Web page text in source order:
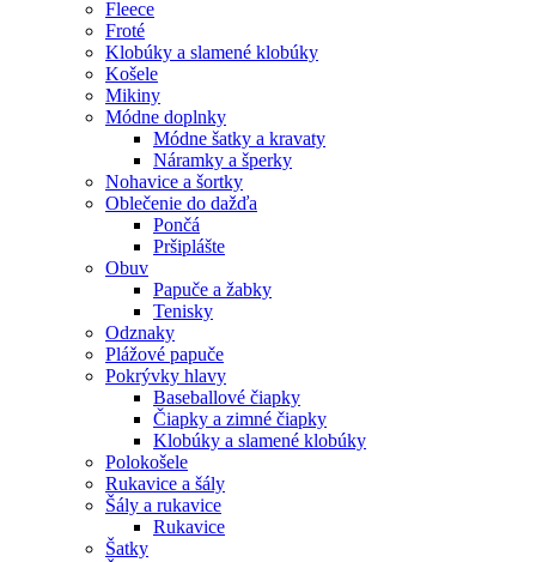
Fleece
Froté
Klobúky a slamené klobúky
Košele
Mikiny
Módne doplnky
Módne šatky a kravaty
Náramky a šperky
Nohavice a šortky
Oblečenie do dažďa
Pončá
Pršiplášte
Obuv
Papuče a žabky
Tenisky
Odznaky
Plážové papuče
Pokrývky hlavy
Baseballové čiapky
Čiapky a zimné čiapky
Klobúky a slamené klobúky
Polokošele
Rukavice a šály
Šály a rukavice
Rukavice
Šatky